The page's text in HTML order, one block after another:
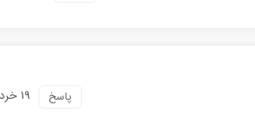
19 خرداد 1400 پاسخ